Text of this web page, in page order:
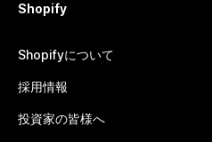
Shopify
Shopifyについて
採用情報
投資家の皆様へ